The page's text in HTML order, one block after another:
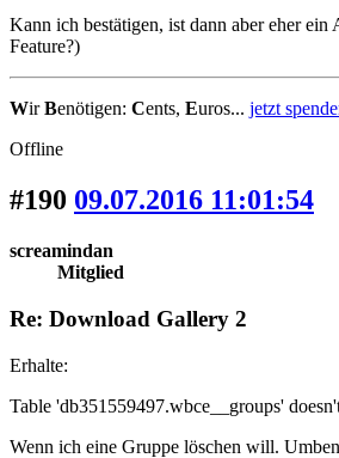
Kann ich bestätigen, ist dann aber eher ein
Feature?)
WirBenötigen: Cents, Euros... jetzt
Offline
#190 09.07.2016 11:01:54
screamindan
Mitglied
Re: Download Gallery 2
Erhalte:
Table 'db351559497.wbce__groups'
Wenn ich eine Gruppe löschen will.